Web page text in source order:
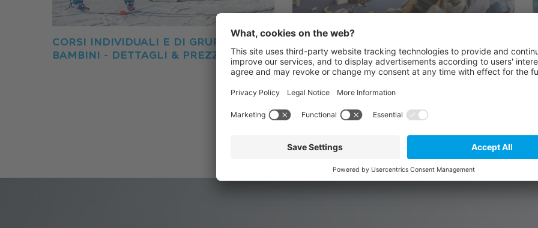
CORSI INDIVIDUALI E DI GRUPPO PER
BAMBINI - DETTAGLI & PREZZI
RISTORANTE PER BAMBINI,
BABYSITTING E MINICLUB CRONI